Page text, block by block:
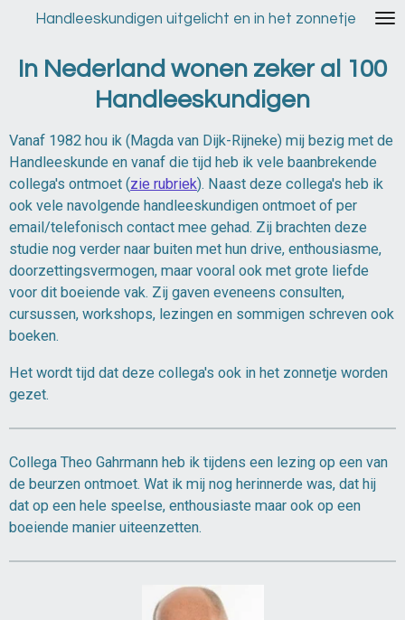
naar
hoofdinhoud
Handleeskundigen uitgelicht en in het zonnetje
In Nederland wonen zeker al 100
Handleeskundigen
Vanaf 1982 hou ik (Magda van Dijk-Rijneke) mij bezig met de
Handleeskunde en vanaf die tijd heb ik vele baanbrekende
collega's ontmoet (zie rubriek). Naast deze collega's heb ik
ook vele navolgende handleeskundigen ontmoet of per
email/telefonisch contact mee gehad. Zij brachten deze
studie nog verder naar buiten met hun drive, enthousiasme,
doorzettingsvermogen, maar vooral ook met grote liefde
voor dit boeiende vak. Zij gaven eveneens consulten,
cursussen, workshops, lezingen en sommigen schreven ook
boeken.
Het wordt tijd dat deze collega's ook in het zonnetje worden
gezet.
Collega Theo Gahrmann heb ik tijdens een lezing op een van
de beurzen ontmoet. Wat ik mij nog herinnerde was, dat hij
dat op een hele speelse, enthousiaste maar ook op een
boeiende manier uiteenzetten.